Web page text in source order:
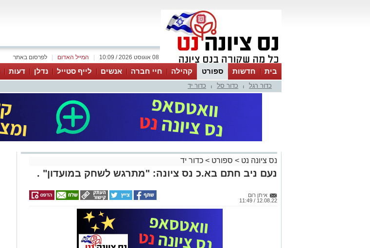
לפרסום באתר המייל האדום 08 אוגוסט 2026 / 10:09
בית חדשות ספורט קהילה חיי חברה אנשים לייף סטייל נדלן דעות
כדור רגל כדור סל כדור יד
נס ציונה נט > ספורט > כדור יד
נעם ניב חתם בא.כ נס ציונה: "מתרגש לשחק במועדון" .
איתן רום
12.08.22 / 11:49